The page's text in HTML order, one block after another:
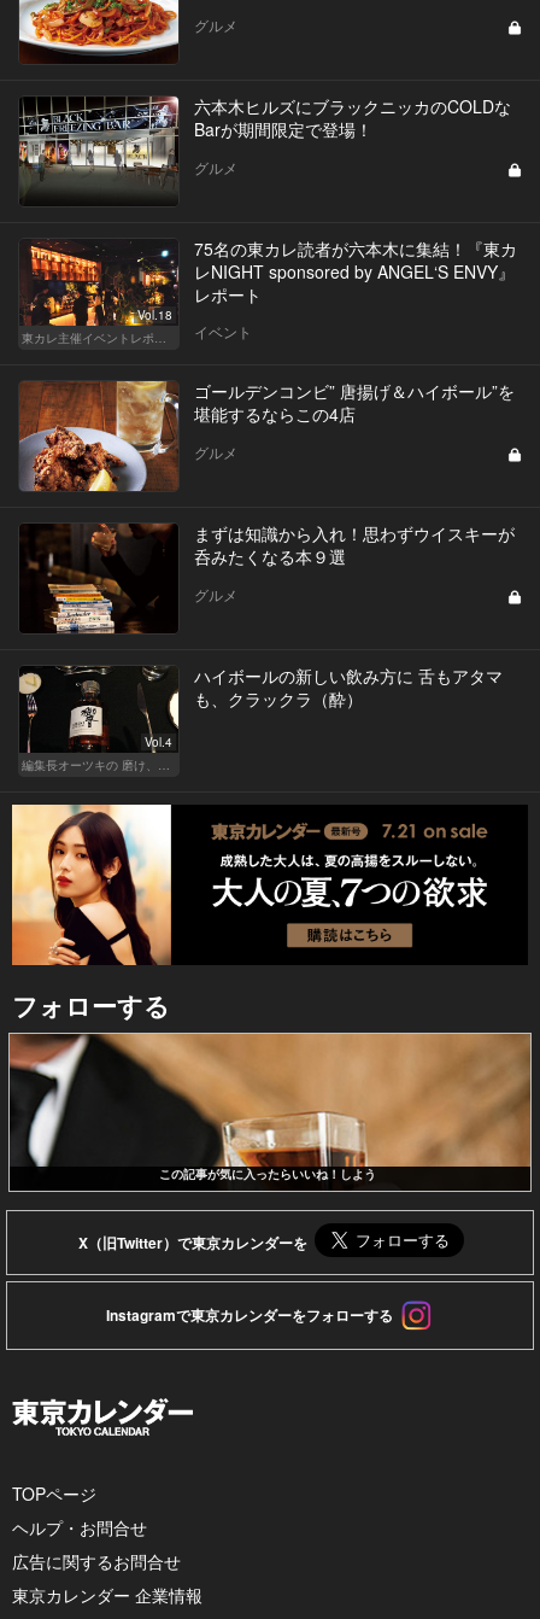
グルメ
六本木ヒルズにブラックニッカのCOLDな
Barが期間限定で登場！
グルメ
Vol.18
75名の東カレ読者が六本木に集結！『東カ
レNIGHT sponsored by ANGEL‘S ENVY』
レポート
イベント
ゴールデンコンビ” 唐揚げ＆ハイボール”を
堪能するならこの4店
グルメ
まずは知識から入れ！思わずウイスキーが
呑みたくなる本９選
グルメ
Vol.4
ハイボールの新しい飲み方に 舌もアタマ
も、クラックラ（酔）
フォローする
この記事が気に入ったらいいね！しよう
X（旧Twitter）で東京カレンダーを
Instagramで東京カレンダーをフォローする
TOPページ
ヘルプ・お問合せ
広告に関するお問合せ
東京カレンダー 企業情報